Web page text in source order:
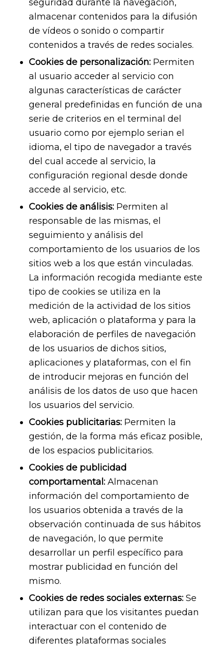
seguridad durante la navegación,
almacenar contenidos para la difusión
de vídeos o sonido o compartir
contenidos a través de redes sociales.
Cookies de personalización:Permiten
al usuario acceder al servicio con
algunas características de carácter
general predefinidas en función de una
serie de criterios en el terminal del
usuario como por ejemplo serian el
idioma, el tipo de navegador a través
del cual accede al servicio, la
configuración regional desde donde
accede al servicio, etc.
Cookies de análisis:Permiten al
responsable de las mismas, el
seguimiento y análisis del
comportamiento de los usuarios de los
sitios web a los que están vinculadas.
La información recogida mediante este
tipo de cookies se utiliza en la
medición de la actividad de los sitios
web, aplicación o plataforma y para la
elaboración de perfiles de navegación
de los usuarios de dichos sitios,
aplicaciones y plataformas, con el fin
de introducir mejoras en función del
análisis de los datos de uso que hacen
los usuarios del servicio.
Cookies publicitarias:Permiten la
gestión, de la forma más eficaz posible,
de los espacios publicitarios.
Cookies de publicidad
comportamental:Almacenan
información del comportamiento de
los usuarios obtenida a través de la
observación continuada de sus hábitos
de navegación, lo que permite
desarrollar un perfil específico para
mostrar publicidad en función del
mismo.
Cookies de redes sociales externas:Se
utilizan para que los visitantes puedan
interactuar con el contenido de
diferentes plataformas sociales